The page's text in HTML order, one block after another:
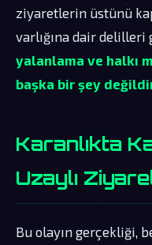
ziyaretlerin üstünü
varlığına dair delilleri
yalanlama ve halkı
başka bir şey
Karanlıkta
Uzaylı
Bu olayın gerçekliği,